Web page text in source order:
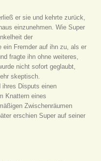
er sie und kehrte zurück,
einzunehmen. Wie Super
der
ein Fremder auf ihn zu, als er
fragte ihn ohne weiteres,
nicht sofort geglaubt,
skeptisch.
ihres Disputs einen
Knattern eines
Zwischenräumen
erschien Super auf seiner